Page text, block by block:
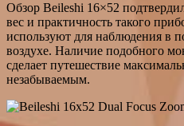
Обзор Beileshi 16×52
вес и практичность такого
используют для наблюдения в
воздухе. Наличие подобного
сделает путешествие
незабываемым.